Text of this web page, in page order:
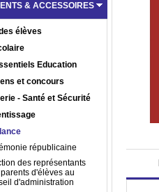
& ACCESSOIRES
élèves
Education
et concours
- Santé et Sécurité
républicaine
des représentants
d'élèves au
d'administration